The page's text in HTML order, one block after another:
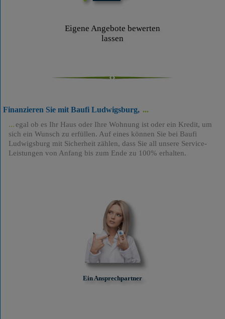
Eigene Angebote bewerten
lassen
Finanzieren Sie mit Baufi Ludwigsburg,
egal ob es Ihr Haus oder Ihre Wohnung ist oder ein Kredit, um
sich ein Wunsch zu erfüllen. Auf eines können Sie bei Baufi
Ludwigsburg mit Sicherheit zählen, dass Sie all unsere Service-
Leistungen von Anfang bis zum Ende zu 100% erhalten.
Ein Ansprechpartner